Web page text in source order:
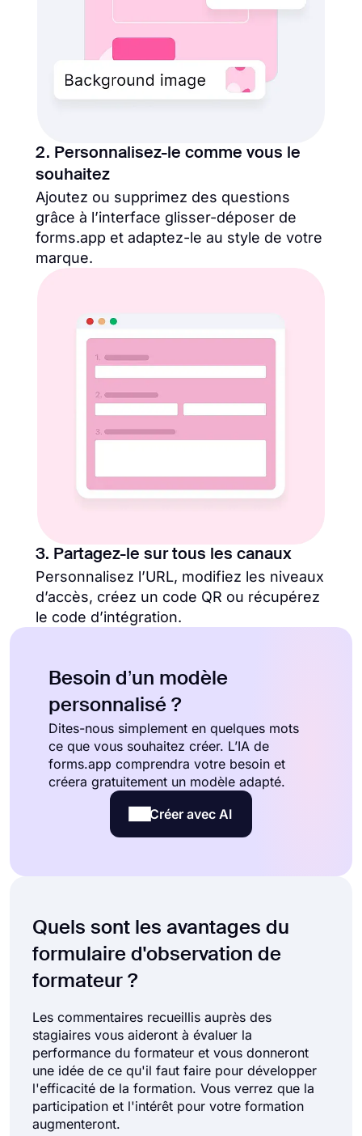
2. Personnalisez-le comme vous le
souhaitez
Ajoutez ou supprimez des questions
grâce à l’interface glisser-déposer de
forms.app et adaptez-le au style de votre
marque.
3. Partagez-le sur tous les canaux
Personnalisez l’URL, modifiez les niveaux
d’accès, créez un code QR ou récupérez
le code d’intégration.
Besoin d’un modèle
personnalisé ?
Dites-nous simplement en quelques mots
ce que vous souhaitez créer. L’IA de
forms.app comprendra votre besoin et
créera gratuitement un modèle adapté.
Créer avec AI
Quels sont les avantages du
formulaire d'observation de
formateur ?
Les commentaires recueillis auprès des
stagiaires vous aideront à évaluer la
performance du formateur et vous donneront
une idée de ce qu'il faut faire pour développer
l'efficacité de la formation. Vous verrez que la
participation et l'intérêt pour votre formation
augmenteront.